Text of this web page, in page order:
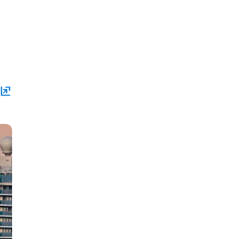
ungroup